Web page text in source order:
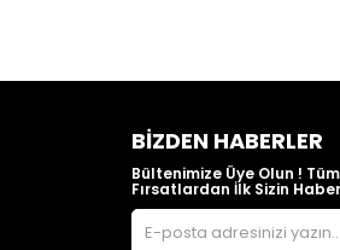
BIZDEN HABERLER
Bültenimize Üye Olun !
Fırsatlardan İlk Sizin